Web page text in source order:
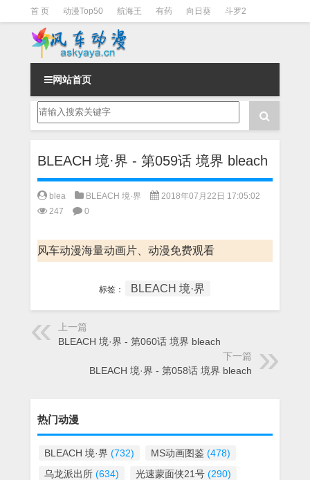
首 页 动漫Top50 航海王 有药 向日葵 斗罗2
斗罗3 火影 一拳超人
网站首页
BLEACH 境·界 - 第059话 境界 bleach
blea BLEACH 境·界
2018年07月22日 17:05:02
247
0
风车动漫海量动画片、动漫免费观看
标签： BLEACH 境·界
上一篇
BLEACH 境·界 - 第060话 境界 bleach
下一篇
BLEACH 境·界 - 第058话 境界 bleach
热门动漫
BLEACH 境·界 (732) MS动画图鉴 (478)
乌龙派出所 (634) 光速蒙面侠21号 (290)